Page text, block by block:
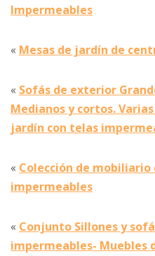
Impermeables
« Mesas de jardín de
« Sofás de exterior
Medianos y cortos.
jardín con telas
« Colección de
impermeables
« Conjunto Sillones y
impermeables- Muebles